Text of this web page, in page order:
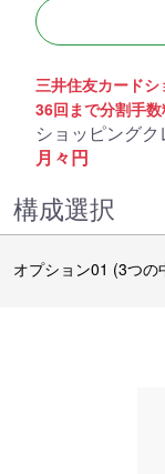
三井住友カード
36回まで分割手
ショッピング
月々円
構成選択
オプション01 (3つの